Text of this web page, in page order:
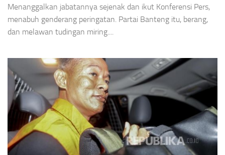
Menanggalkan jabatannya sejenak dan ikut Konferensi Pers,
menabuh genderang peringatan. Partai Banteng itu, berang,
dan melawan tudingan miring....